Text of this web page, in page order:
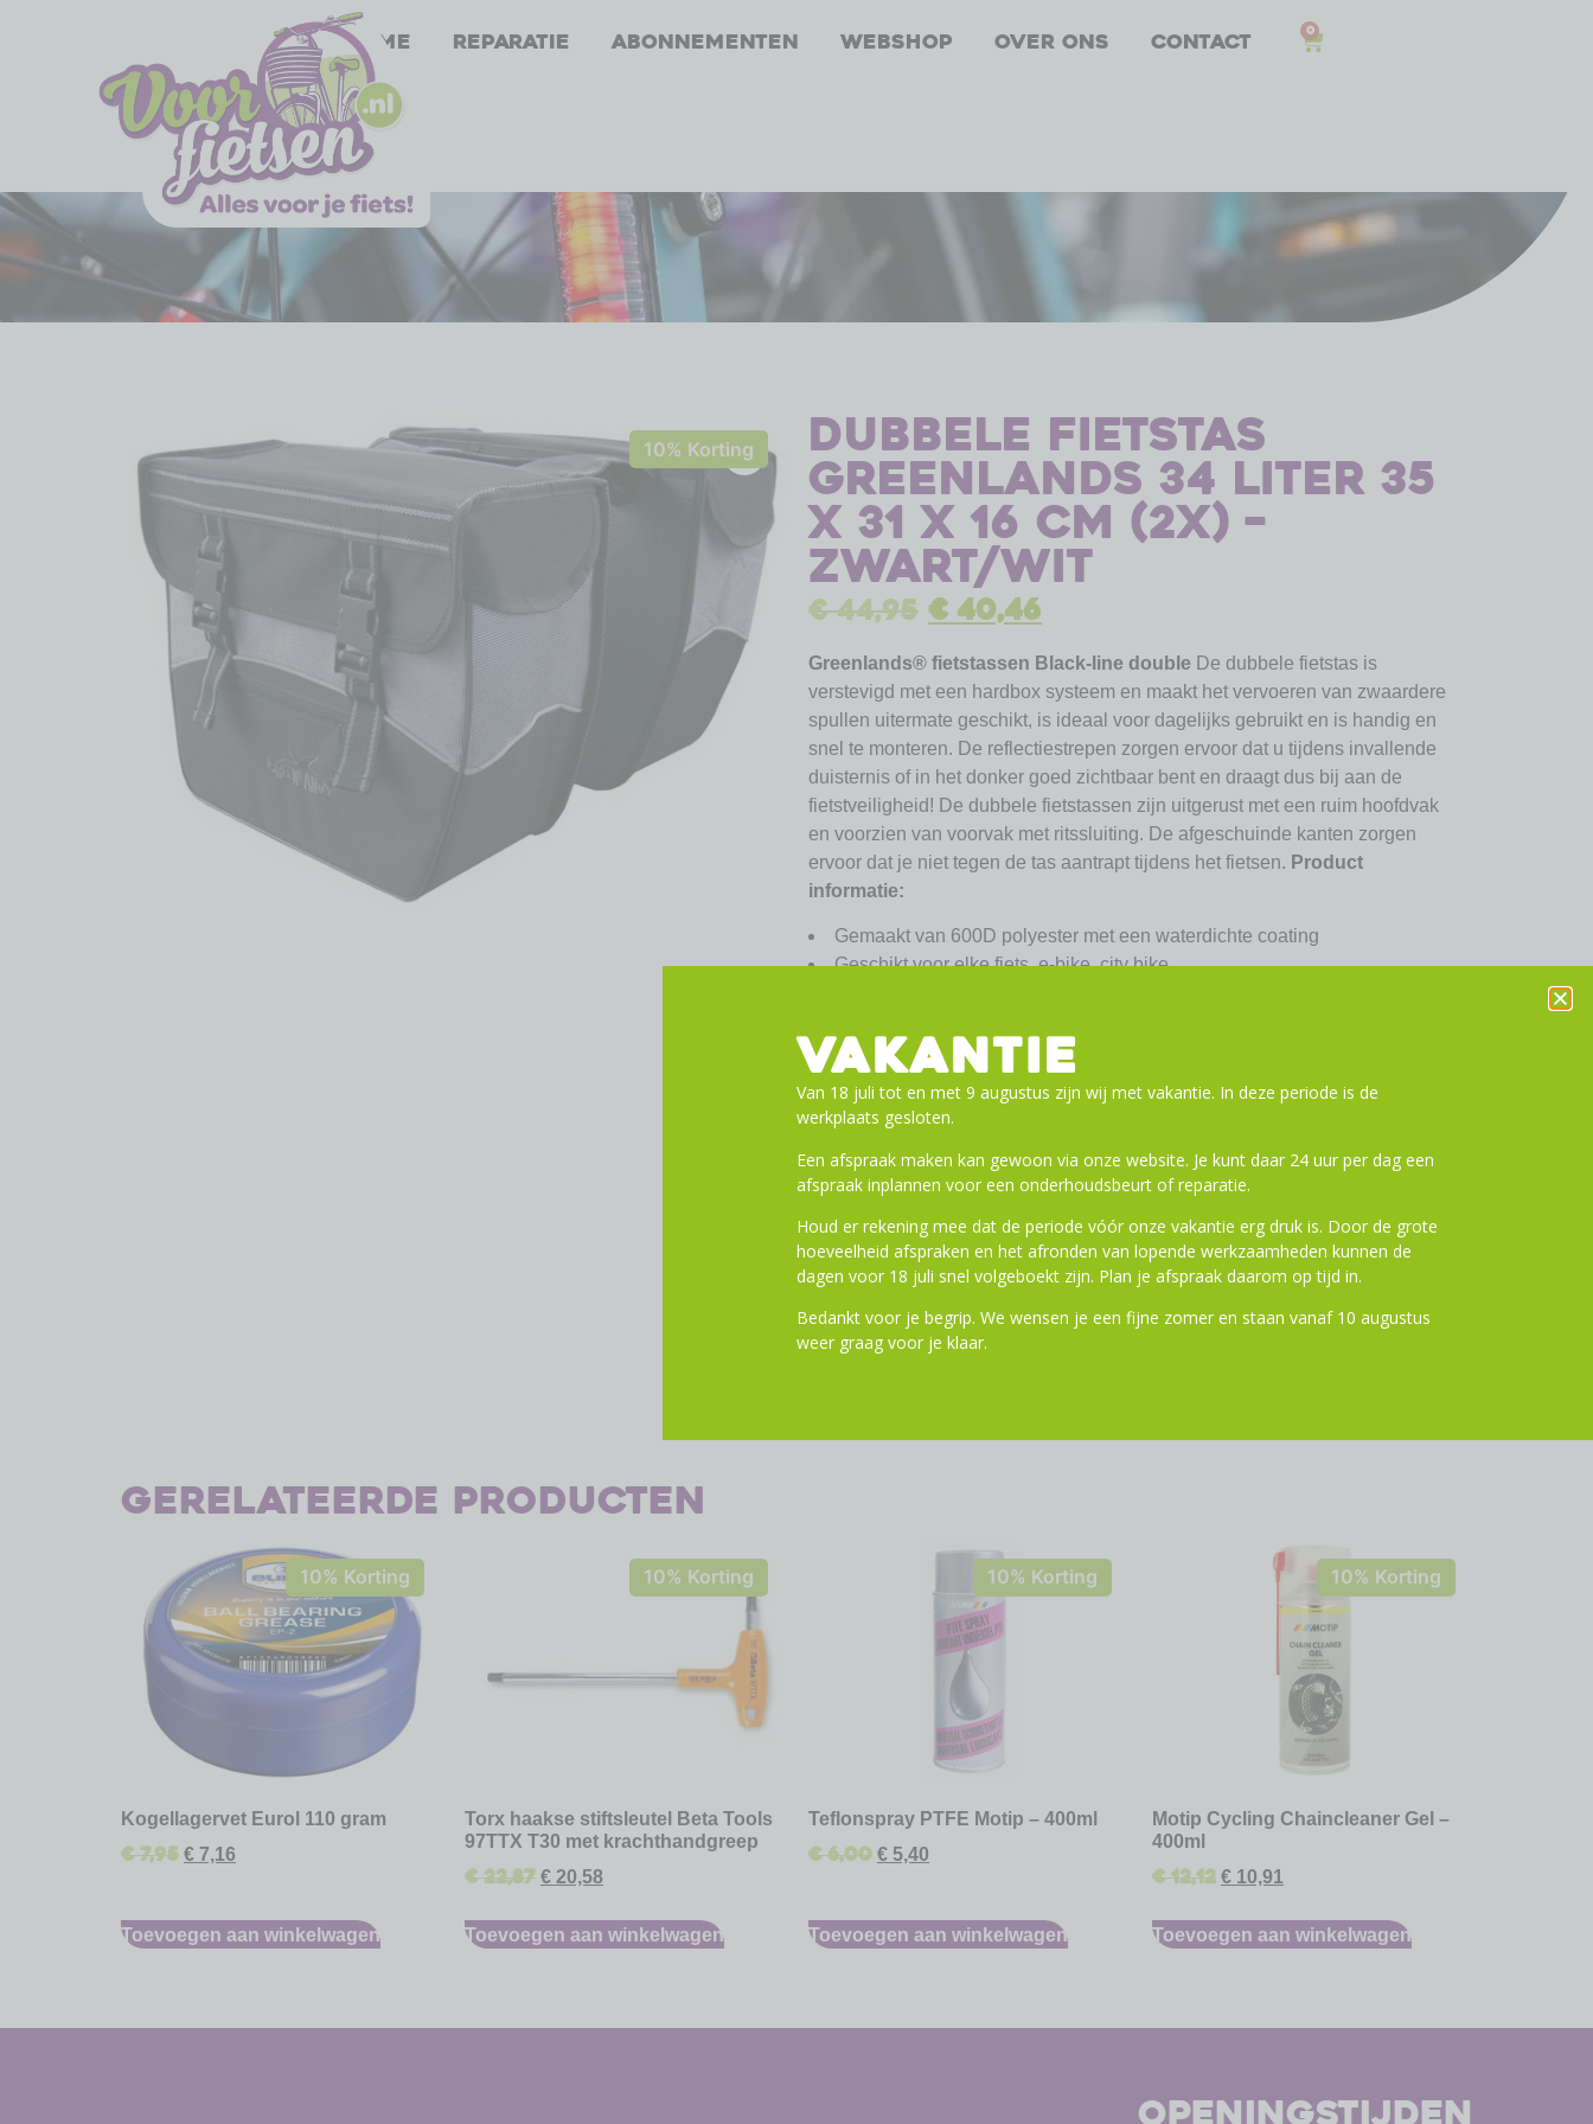
Home Reparatie Abonnementen Webshop Over ons Contact 0
10% Korting Dubbele fietstas
Greenlands 34 liter 35
x 31 x 16 cm (2x) –
zwart/wit
€44,95 €40,46
Greenlands® fietstassen Black-line double De dubbele fietstas is
verstevigd met een hardbox systeem en maakt het vervoeren van zwaardere
spullen uitermate geschikt, is ideaal voor dagelijks gebruikt en is handig en
snel te monteren. De reflectiestrepen zorgen ervoor dat u tijdens invallende
duisternis of in het donker goed zichtbaar bent en draagt dus bij aan de
fietstveiligheid! De dubbele fietstassen zijn uitgerust met een ruim hoofdvak
en voorzien van voorvak met ritssluiting. De afgeschuinde kanten zorgen
ervoor dat je niet tegen de tas aantrapt tijdens het fietsen. Product
informatie:
Gemaakt van 600D polyester met een waterdichte coating
Geschikt voor elke fiets, e-bike, city bike
Eenvoudig met bandjes aan de fiets te bevestigen
Ze zijn voorzien van een stevig hardbox systeem
Gemakkelijk te openen/sluiten dankzij snelsluitingen
Leverbaar in zwart of zwart met wit
Toevoegen aan winkelwagen
Gerelateerde producten
10% Korting
Kogellagervet Eurol 110 gram
€7,95 € 7,16
Toevoegen aan winkelwagen
10% Korting
Torx haakse stiftsleutel Beta Tools
97TTX T30 met krachthandgreep
€22,87 € 20,58
Toevoegen aan winkelwagen
10% Korting
Teflonspray PTFE Motip – 400ml
€6,00 € 5,40
Toevoegen aan winkelwagen
10% Korting
Motip Cycling Chaincleaner Gel –
400ml
€12,12 € 10,91
Toevoegen aan winkelwagen
openingstijden
VAKANTIE
Van 18 juli tot en met 9 augustus zijn wij met vakantie. In deze periode is de
werkplaats gesloten.
Een afspraak maken kan gewoon via onze website. Je kunt daar 24 uur per dag een
afspraak inplannen voor een onderhoudsbeurt of reparatie.
Houd er rekening mee dat de periode vóór onze vakantie erg druk is. Door de grote
hoeveelheid afspraken en het afronden van lopende werkzaamheden kunnen de
dagen voor 18 juli snel volgeboekt zijn. Plan je afspraak daarom op tijd in.
Bedankt voor je begrip. We wensen je een fijne zomer en staan vanaf 10 augustus
weer graag voor je klaar.